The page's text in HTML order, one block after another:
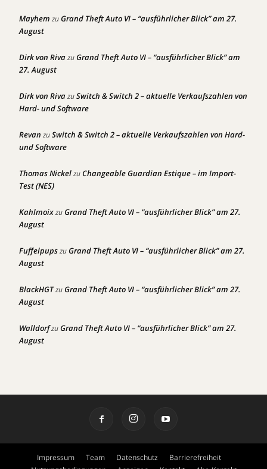
Mayhem zuGrand Theft Auto VI – “ausführlicher Blick” am 27.
August
Dirk von RivazuGrand Theft Auto VI – “ausführlicher Blick” am
27. August
Dirk von RivazuSwitch & Switch 2 – aktuelle Verkaufszahlen von
Hard- und Software
Revan zuSwitch & Switch 2 – aktuelle Verkaufszahlen von Hard-
und Software
Thomas NickelzuChangeable Guardian Estique – im Import-
Test (NES)
KahlmoixzuGrand Theft Auto VI – “ausführlicher Blick” am 27.
August
FuffelpupszuGrand Theft Auto VI – “ausführlicher Blick” am 27.
August
BlackHGTzuGrand Theft Auto VI – “ausführlicher Blick” am 27.
August
WalldorfzuGrand Theft Auto VI – “ausführlicher Blick” am 27.
August
Impressum Team Datenschutz
Barrierefreiheit